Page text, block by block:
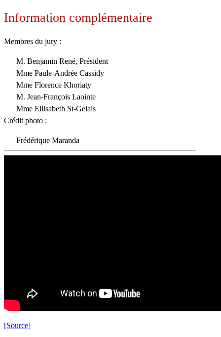
Information complémentaire
Membres du jury :
M. Benjamin René, Président
Mme Paule-Andrée Cassidy
Mme Florence Khoriaty
M. Jean-François Laointe
Mme Ellisabeth St-Gelais
Crédit photo :
Frédérique Maranda
[Source]